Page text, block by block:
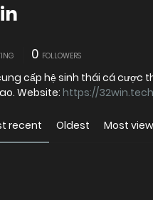
0 FOLLOWERS
cấp hệ sinh thái cá
lượng cao. Website: https://
recent Oldest Most